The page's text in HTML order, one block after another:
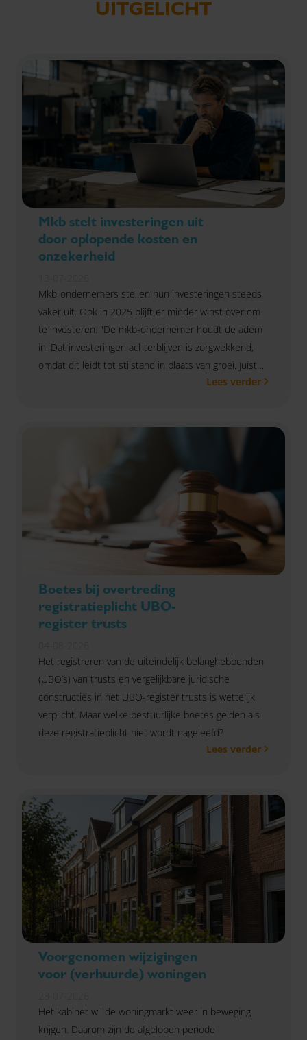
UITGELICHT
Mkb stelt investeringen uit
door oplopende kosten en
onzekerheid
Mkb-ondernemers stellen hun investeringen steeds
vaker uit. Ook in 2025 blijft er minder winst over om
te investeren. "De mkb-ondernemer houdt de adem
in. Dat investeringen achterblijven is zorgwekkend,
omdat dit leidt tot stilstand in plaats van groei. Juist
nu het mkb voor grote uitdagingen staat, zijnLees verder
Boetes bij overtreding
registratieplicht UBO-
register trusts
Het registreren van de uiteindelijk belanghebbenden
(UBO’s) van trusts en vergelijkbare juridische
constructies in het UBO-register trusts is wettelijk
verplicht. Maar welke bestuurlijke boetes gelden als
deze registratieplicht niet wordt nageleefd?
Lees verder
Voorgenomen wijzigingen
voor (verhuurde) woningen
Het kabinet wil de woningmarkt weer in beweging
krijgen. Daarom zijn de afgelopen periode